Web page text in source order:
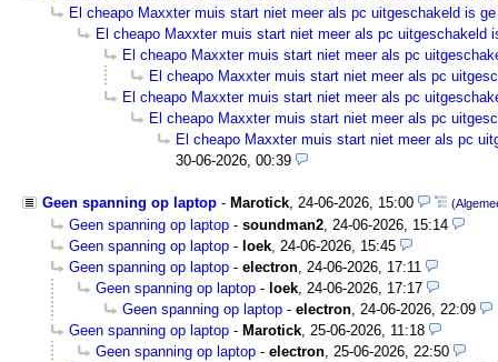
El cheapo Maxxter muis start niet meer als pc uitgeschakeld is ge
El cheapo Maxxter muis start niet meer als pc uitgeschakeld
El cheapo Maxxter muis start niet meer als pc
El cheapo Maxxter muis start niet meer als pc
El cheapo Maxxter muis start niet meer als pc
El cheapo Maxxter muis start niet meer als pc
El cheapo Maxxter muis start niet meer als pc
30-06-2026, 00:39
Geen spanning op laptop - Marotick, 24-06-2026, 15:00
Geen spanning op laptop - soundman2, 24-06-2026, 15:14
Geen spanning op laptop - loek, 24-06-2026, 15:45
Geen spanning op laptop - electron, 24-06-2026, 17:11
Geen spanning op laptop - loek, 24-06-2026, 17:17
Geen spanning op laptop - electron, 24-06-2026, 22:09
Geen spanning op laptop - Marotick, 25-06-2026, 11:18
Geen spanning op laptop - electron, 25-06-2026, 22:50